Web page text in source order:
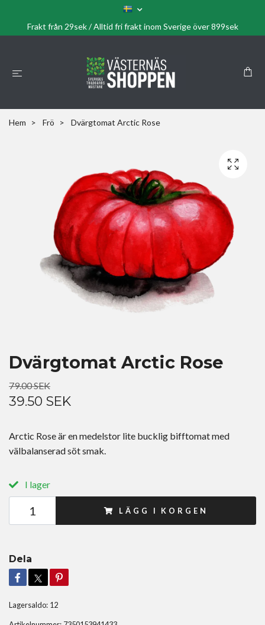
Frakt från 29sek / Alltid fri frakt inom Sverige över 899sek
Hem Frö Dvärgtomat Arctic Rose
Dvärgtomat Arctic Rose
79.00 SEK
39.50 SEK
Arctic Rose är en medelstor lite bucklig bifftomat med
välbalanserad söt smak.
I lager
LÄGG I KORGEN
Dela
Lagersaldo: 12